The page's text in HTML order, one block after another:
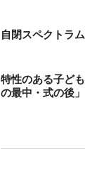
自閉スペクトラ
特性のある子ど
の最中・式の後